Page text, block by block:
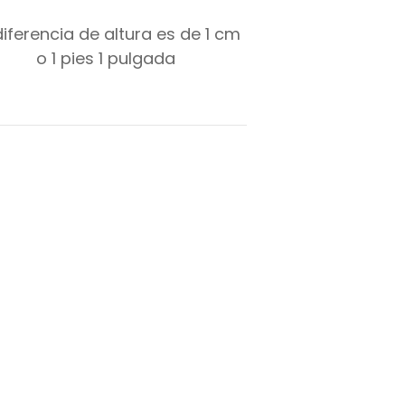
de altura es de1 cm
o1 pies1 pulgada